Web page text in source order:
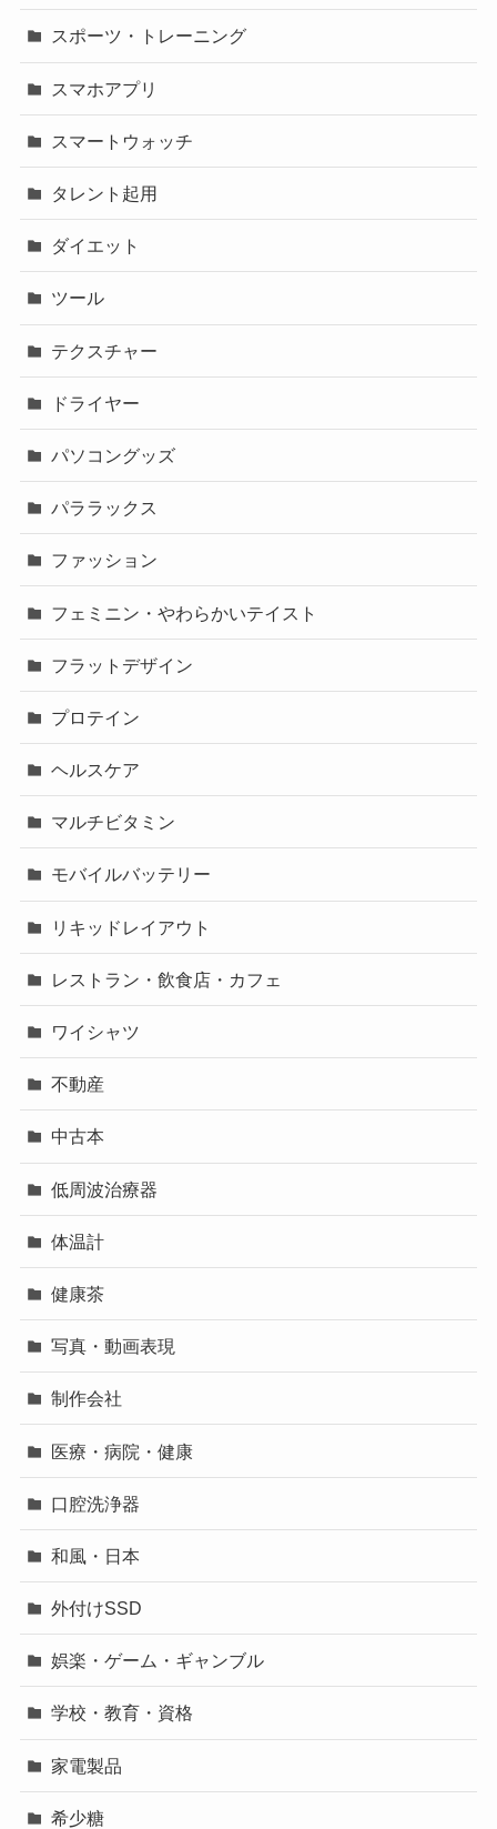
スポーツ・トレーニング
スマホアプリ
スマートウォッチ
タレント起用
ダイエット
ツール
テクスチャー
ドライヤー
パソコングッズ
パララックス
ファッション
フェミニン・やわらかいテイスト
フラットデザイン
プロテイン
ヘルスケア
マルチビタミン
モバイルバッテリー
リキッドレイアウト
レストラン・飲食店・カフェ
ワイシャツ
不動産
中古本
低周波治療器
体温計
健康茶
写真・動画表現
制作会社
医療・病院・健康
口腔洗浄器
和風・日本
外付けSSD
娯楽・ゲーム・ギャンブル
学校・教育・資格
家電製品
希少糖